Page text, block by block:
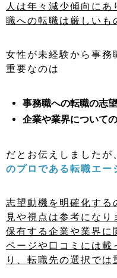
人は年々減少傾向に
職への転職は厳しいも
女性が未経験から事務
重要なのは
事務職への転職の志
企業や業界について
だとお伝えしましたが
のプロである転職エー
志望動機を明確化する
見や視点は参考にな
保有する企業や業界に
ページや口コミには載
り、転職先の選択では